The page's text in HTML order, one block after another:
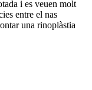
i es veuen molt
entre el nas
una rinoplàstia